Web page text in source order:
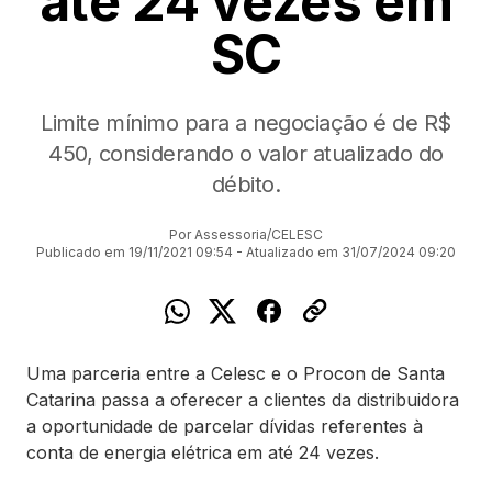
SC
Limite mínimo para a negociação é de R$
450, considerando o valor atualizado do
débito.
Por Assessoria/CELESC
Publicado em 19/11/2021 09:54 - Atualizado em 31/07/2024 09:20
Uma parceria entre a Celesc e o Procon de Santa
Catarina passa a oferecer a clientes da distribuidora
a oportunidade de parcelar dívidas referentes à
conta de energia elétrica em até 24 vezes.